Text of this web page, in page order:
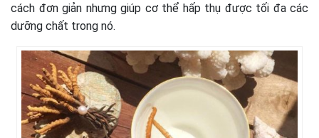
cách đơn giản nhưng giúp cơ thể hấp thụ được tối đa các
dưỡng chất trong nó.